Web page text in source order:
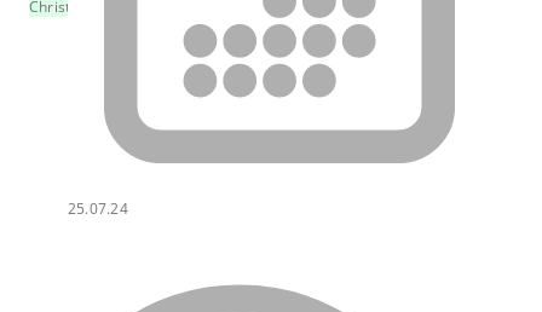
25.07.24